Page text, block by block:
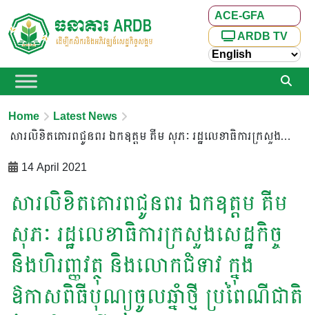
ACE-GFA
ARDB TV
Home
Latest News
សារលិខិតគោរពជូនពរ​ ឯកឧត្តម​ គីម សុភៈ រដ្ឋលេខាធិការក្រសួងសេដ្ឋកិច្ច និងហិរញ្ញវត្ថុ និងលោកជំទាវ ក្នុងឱកាសពិធីបុណ្យចូលឆ្នាំថ្មី ប្រពៃណីជាតិខ្មែរ ឆ្នាំឆ្លូវ ត្រីស័ក ព.ស ២៥៦៥
14 April 2021
សារលិខិតគោរពជូនពរ​ ឯកឧត្តម​ គីម
សុភៈ រដ្ឋលេខាធិការក្រសួងសេដ្ឋកិច្ច
និងហិរញ្ញវត្ថុ និងលោកជំទាវ ក្នុង
ឱកាសពិធីបុណ្យចូលឆ្នាំថ្មី ប្រពៃណីជាតិ